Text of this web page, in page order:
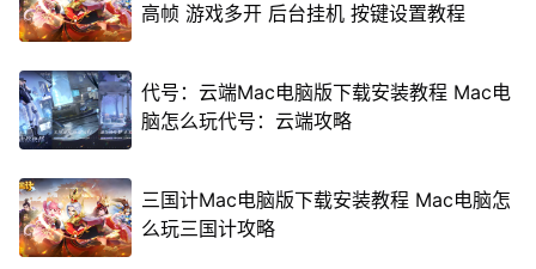
高帧 游戏多开 后台挂机 按键设置教程
代号：云端Mac电脑版下载安装教程 Mac电
脑怎么玩代号：云端攻略
三国计Mac电脑版下载安装教程 Mac电脑怎
么玩三国计攻略